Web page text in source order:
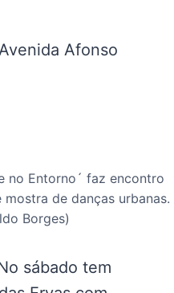
Afonso
no Entorno´ faz encontro
de danças urbanas.
Borges)
sábado tem